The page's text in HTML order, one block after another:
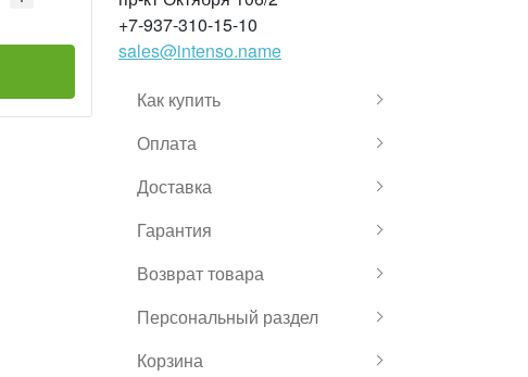
+7-937-310-15-10
sales@intenso.name
Как купить
Оплата
Доставка
Гарантия
Возврат товара
Персональный раздел
Корзина